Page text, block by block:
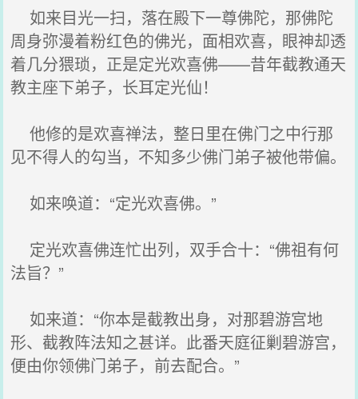
如来目光一扫，落在殿下一尊佛陀，那佛陀
周身弥漫着粉红色的佛光，面相欢喜，眼神却透
着几分猥琐，正是定光欢喜佛——昔年截教通天
教主座下弟子，长耳定光仙！
他修的是欢喜禅法，整日里在佛门之中行那
见不得人的勾当，不知多少佛门弟子被他带偏。
如来唤道：“定光欢喜佛。”
定光欢喜佛连忙出列，双手合十：“佛祖有何
法旨？”
如来道：“你本是截教出身，对那碧游宫地
形、截教阵法知之甚详。此番天庭征剿碧游宫，
便由你领佛门弟子，前去配合。”